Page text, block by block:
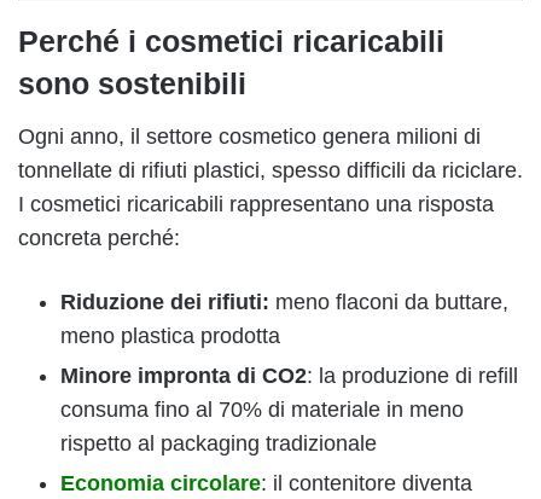
Perché i cosmetici ricaricabili
sono sostenibili
Ogni anno, il settore cosmetico genera milioni di
tonnellate di rifiuti plastici, spesso difficili da riciclare.
I cosmetici ricaricabili rappresentano una risposta
concreta perché:
Riduzione dei rifiuti: meno flaconi da buttare,
meno plastica prodotta
Minore impronta di CO2: la produzione di refill
consuma fino al 70% di materiale in meno
rispetto al packaging tradizionale
Economia circolare: il contenitore diventa